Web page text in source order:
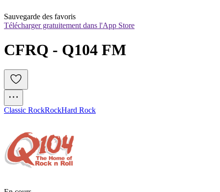
Sauvegarde des favoris
Télécharger gratuitement dans l'App Store
CFRQ - Q104 FM
Classic RockRockHard Rock